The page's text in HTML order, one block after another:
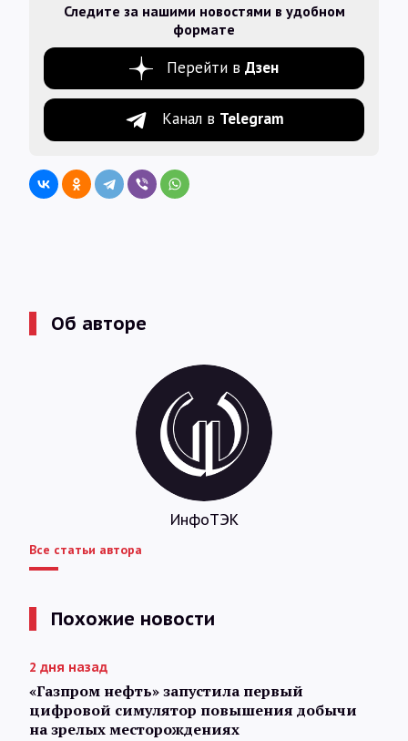
Следите за нашими новостями в удобном
формате
Перейти в Дзен
Канал в Telegram
Об авторе
ИнфоТЭК
Все статьи автора
Похожие новости
2 дня назад
«Газпром нефть» запустила первый
цифровой симулятор повышения добычи
на зрелых месторождениях